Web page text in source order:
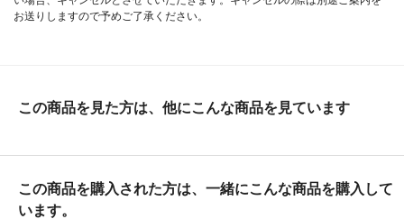
お送りしますので予めご了承ください。
この商品を見た方は、他にこんな商品を見ています
この商品を購入された方は、一緒にこんな商品を購入して
います。